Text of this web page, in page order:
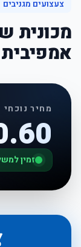
צעצועים מגניבים
מכונית
מחיר נוכחי
זמין